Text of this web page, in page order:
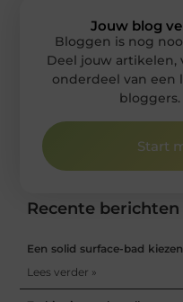
Recente berichten
Een solid surface-bad
Lees verder »
Jouw blog
Bloggen is nog
Deel jouw
onderdeel van een
Start